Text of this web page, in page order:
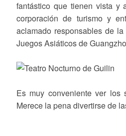
fantástico que tienen vista y
corporación de turismo y
aclamado responsables de
Juegos Asiáticos de
Es muy conveniente ver los
Merece la pena divertirse de